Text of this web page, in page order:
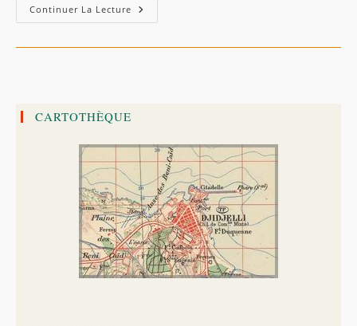
Continuer La Lecture Les
Tremblements
1856
CARTOTHÈQUE